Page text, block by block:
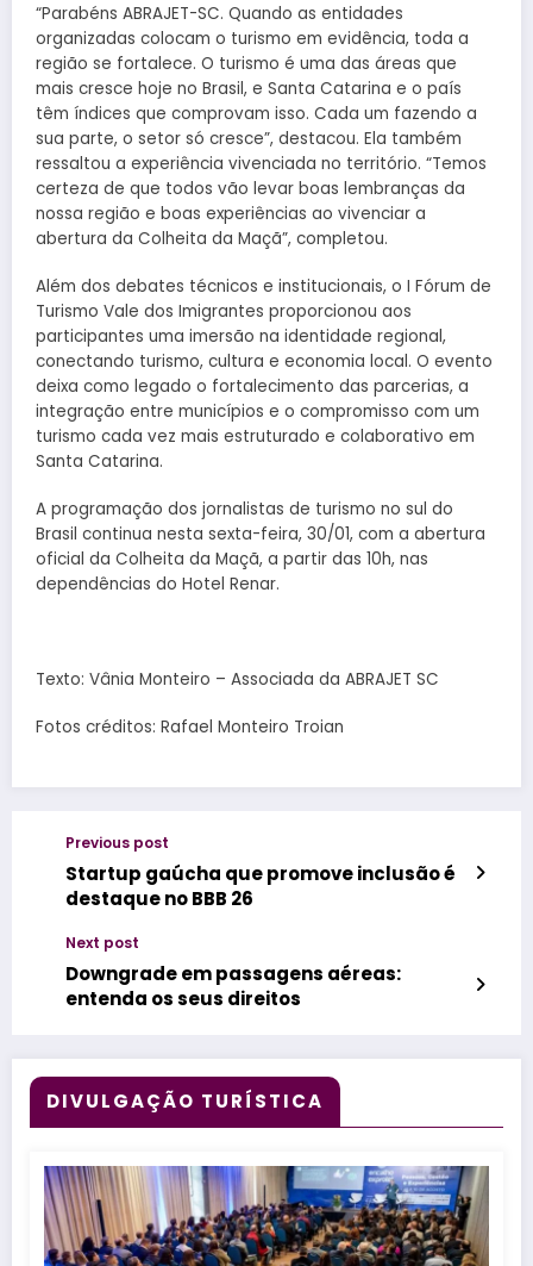
“Parabéns ABRAJET-SC. Quando as entidades
organizadas colocam o turismo em evidência, toda a
região se fortalece. O turismo é uma das áreas que
mais cresce hoje no Brasil, e Santa Catarina e o país
têm índices que comprovam isso. Cada um fazendo a
sua parte, o setor só cresce”, destacou. Ela também
ressaltou a experiência vivenciada no território. “Temos
certeza de que todos vão levar boas lembranças da
nossa região e boas experiências ao vivenciar a
abertura da Colheita da Maçã”, completou.
Além dos debates técnicos e institucionais, o I Fórum de
Turismo Vale dos Imigrantes proporcionou aos
participantes uma imersão na identidade regional,
conectando turismo, cultura e economia local. O evento
deixa como legado o fortalecimento das parcerias, a
integração entre municípios e o compromisso com um
turismo cada vez mais estruturado e colaborativo em
Santa Catarina.
A programação dos jornalistas de turismo no sul do
Brasil continua nesta sexta-feira, 30/01, com a abertura
oficial da Colheita da Maçã, a partir das 10h, nas
dependências do Hotel Renar.
Texto: Vânia Monteiro – Associada da ABRAJET SC
Fotos créditos: Rafael Monteiro Troian
Previous post
Startup gaúcha que promove inclusão é
destaque no BBB 26
Next post
Downgrade em passagens aéreas:
entenda os seus direitos
DIVULGAÇÃO TURÍSTICA